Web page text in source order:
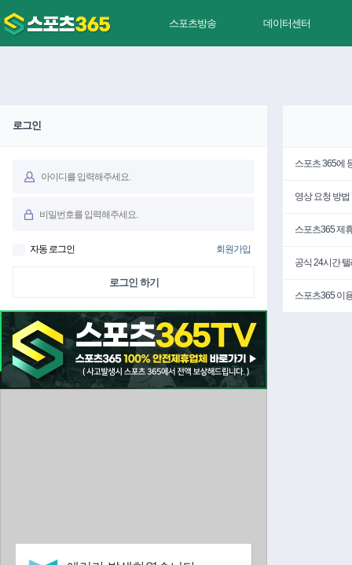
스포츠방송 데이터센터
로그인
자동 로그인 회원가입
로그인 하기
스포츠 365에
영상 요청 방법
스포츠365 제
공식 24시간
스포츠365 이